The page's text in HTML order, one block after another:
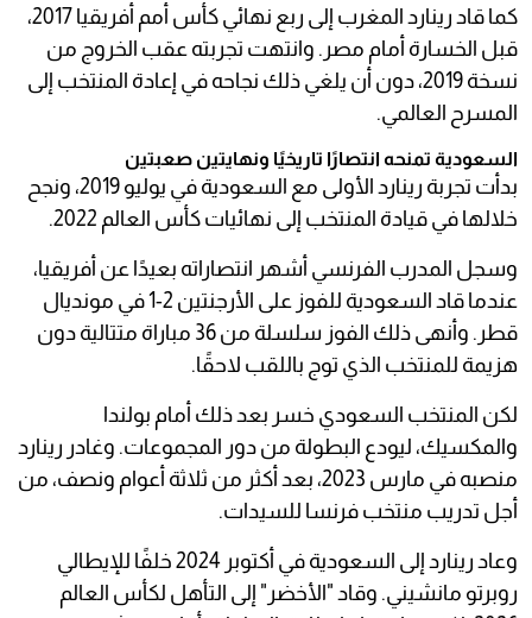
كما قاد رينارد المغرب إلى ربع نهائي كأس أمم أفريقيا 2017،
قبل الخسارة أمام مصر. وانتهت تجربته عقب الخروج من
نسخة 2019، دون أن يلغي ذلك نجاحه في إعادة المنتخب إلى
المسرح العالمي.
السعودية تمنحه انتصارًا تاريخيًا ونهايتين صعبتين
بدأت تجربة رينارد الأولى مع السعودية في يوليو 2019، ونجح
خلالها في قيادة المنتخب إلى نهائيات كأس العالم 2022.
وسجل المدرب الفرنسي أشهر انتصاراته بعيدًا عن أفريقيا،
عندما قاد السعودية للفوز على الأرجنتين 2-1 في مونديال
قطر. وأنهى ذلك الفوز سلسلة من 36 مباراة متتالية دون
هزيمة للمنتخب الذي توج باللقب لاحقًا.
لكن المنتخب السعودي خسر بعد ذلك أمام بولندا
والمكسيك، ليودع البطولة من دور المجموعات. وغادر رينارد
منصبه في مارس 2023، بعد أكثر من ثلاثة أعوام ونصف، من
أجل تدريب منتخب فرنسا للسيدات.
وعاد رينارد إلى السعودية في أكتوبر 2024 خلفًا للإيطالي
روبرتو مانشيني. وقاد "الأخضر" إلى التأهل لكأس العالم